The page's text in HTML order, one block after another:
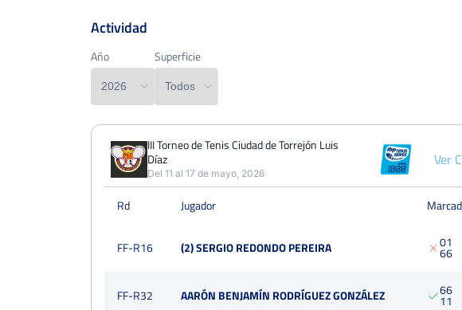
Edad
Año Superficie
PERDIDOSPARTIDOSGANADOS
1
PERDIDOS JUEGOS GANADOS
Actividad
Año Superficie
III Torneo de Tenis Ciudad de Torrejón Luis
Díaz
Del 11 al 17 de mayo, 2026
Ver
Rd Jugador
FF-R16 (2) SERGIO REDONDO PEREIRA 0
6
1
6
FF-R32 AARÓN BENJAMÍN RODRÍGUEZ GONZÁLEZ 6
1
6
1